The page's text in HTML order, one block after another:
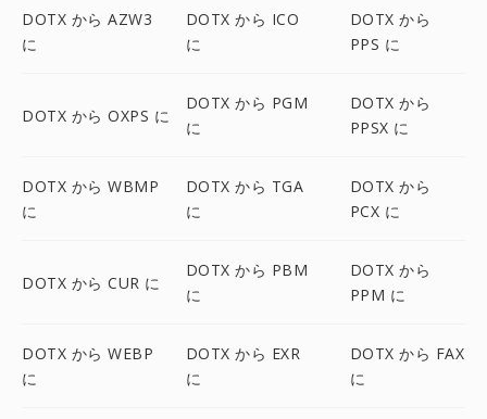
DOTX から AZW3
に
DOTX から ICO
に
DOTX から
PPS に
DOTX から OXPS に
DOTX から PGM
に
DOTX から
PPSX に
DOTX から WBMP
に
DOTX から TGA
に
DOTX から
PCX に
DOTX から CUR に
DOTX から PBM
に
DOTX から
PPM に
DOTX から WEBP
に
DOTX から EXR
に
DOTX から FAX
に